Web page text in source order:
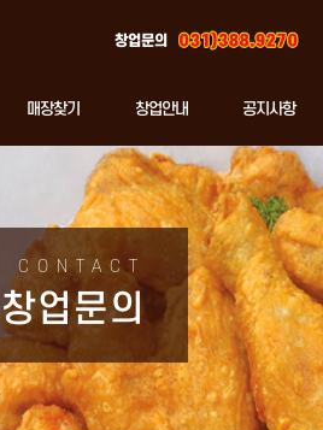
매장찾기 창업안내 공지사항
창업문의
CONTACT
창업문의